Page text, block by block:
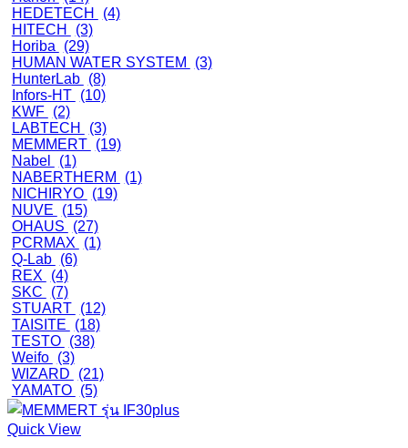
HEDETECH
(4)
HITECH
(3)
Horiba
(29)
HUMAN WATER SYSTEM
(3)
HunterLab (8)
Infors-HT (10)
KWF (2)
LABTECH
(3)
MEMMERT (19)
Nabel
(1)
NABERTHERM
(1)
NICHIRYO (19)
NUVE
(15)
OHAUS
(27)
PCRMAX
(1)
Q-Lab (6)
REX
(4)
SKC
(7)
STUART (12)
TAISITE
(18)
TESTO (38)
Weifo (3)
WIZARD
(21)
YAMATO (5)
Quick View